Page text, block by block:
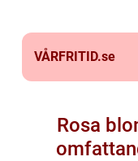
VÅRFRITID.se
Rosa